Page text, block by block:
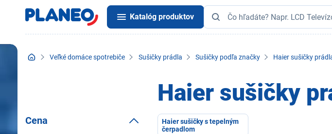
Katalóg produktov
Veľké domáce spotrebiče Sušičky prádla Sušičky podľa značky Haier sušičky
Haier sušičky
Haier sušičky s tepelným
čerpadlom
Cena